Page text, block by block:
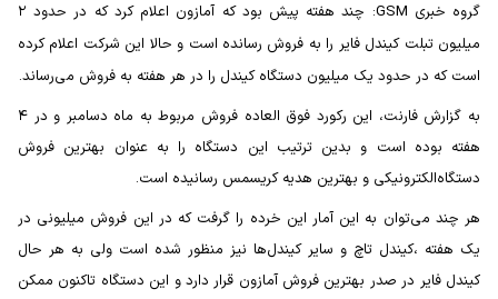
گروه خبری GSM: چند هفته پیش بود که آمازون اعلام کرد که در حدود ۲
میلیون تبلت کیندل فایر را به فروش رسانده است و حالا این شرکت اعلام کرده
است که در حدود یک میلیون دستگاه کیندل را در هر هفته به فروش می‌رساند.
به گزارش فارنت، این رکورد فوق العاده فروش مربوط به ماه دسامبر و در ۴
هفته بوده است و بدین ترتیب این دستگاه را به عنوان بهترین فروش
دستگاه‌الکترونیکی و بهترین هدیه کریسمس رسانیده است.
هر چند می‌توان به این آمار این خرده را گرفت که در این فروش میلیونی در
یک هفته ،کیندل تاچ و سایر کیندل‌ها نیز منظور شده است ولی به هر حال
کیندل فایر در صدر بهترین فروش آمازون قرار دارد و این دستگاه تاکنون ممکن